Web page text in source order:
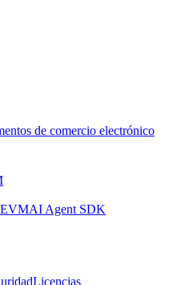
de comercio electrónico
AI Agent SDK
Licencias